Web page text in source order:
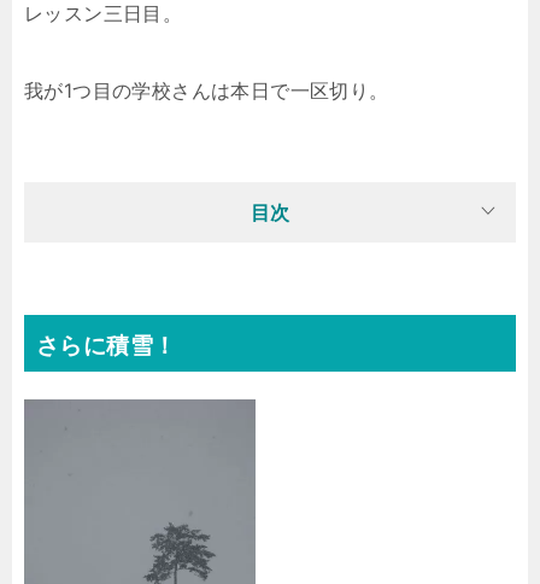
レッスン三日目。
我が1つ目の学校さんは本日で一区切り。
目次
さらに積雪！